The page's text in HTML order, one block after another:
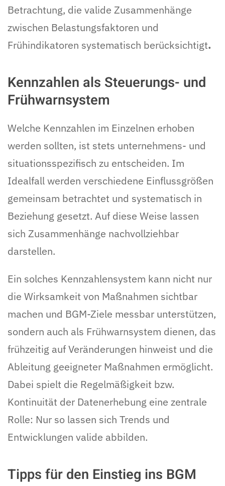
Betrachtung, die valide Zusammenhänge
zwischen Belastungsfaktoren und
Frühindikatoren systematisch berücksichtigt.
Kennzahlen als Steuerungs- und
Frühwarnsystem
Welche Kennzahlen im Einzelnen erhoben
werden sollten, ist stets unternehmens- und
situationsspezifisch zu entscheiden. Im
Idealfall werden verschiedene Einflussgrößen
gemeinsam betrachtet und systematisch in
Beziehung gesetzt. Auf diese Weise lassen
sich Zusammenhänge nachvollziehbar
darstellen.
Ein solches Kennzahlensystem kann nicht nur
die Wirksamkeit von Maßnahmen sichtbar
machen und BGM-Ziele messbar unterstützen,
sondern auch als Frühwarnsystem dienen, das
frühzeitig auf Veränderungen hinweist und die
Ableitung geeigneter Maßnahmen ermöglicht.
Dabei spielt die Regelmäßigkeit bzw.
Kontinuität der Datenerhebung eine zentrale
Rolle: Nur so lassen sich Trends und
Entwicklungen valide abbilden.
Tipps für den Einstieg ins BGM